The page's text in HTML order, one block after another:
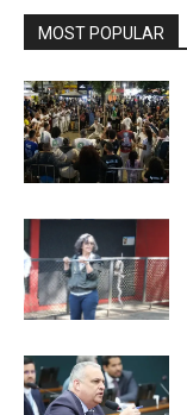
MOST POPULAR